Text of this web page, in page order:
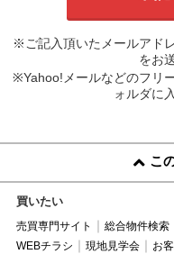
※ご記入頂いたメールアド
をお
※Yahoo!メールなどのフリ
ォルダに
こ
買いたい
売買専門サイト 総合物件検索
WEBチラシ
現地見学会 お